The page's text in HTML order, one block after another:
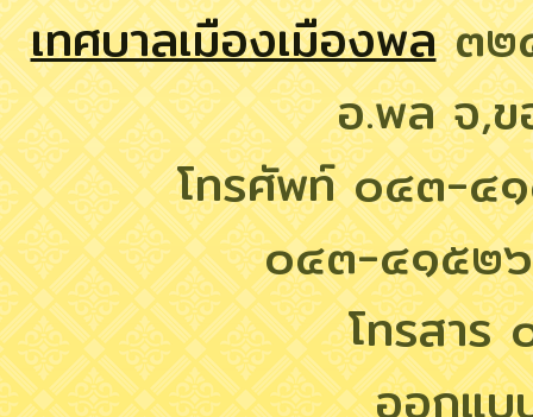
เทศบาลเมืองเมืองพล๓๒
อ.พล จ,
โทรศัพท์ ๐๔๓-๔
๐๔๓-๔๑๕๒
โทรสา
ออกแ